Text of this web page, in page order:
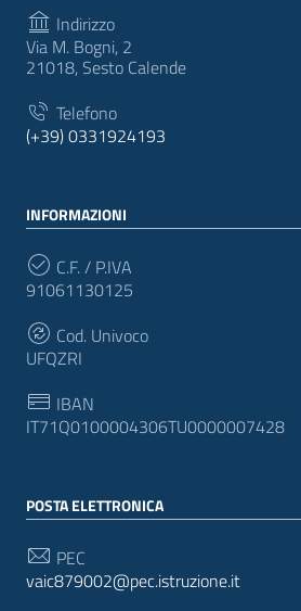
Indirizzo
Via M. Bogni, 2
21018, Sesto Calende
Telefono
(+39) 0331924193
INFORMAZIONI
C.F. / P.IVA
91061130125
Cod. Univoco
UFQZRI
IBAN
IT71Q0100004306TU0000007428
POSTA ELETTRONICA
PEC
vaic879002@pec.istruzione.it